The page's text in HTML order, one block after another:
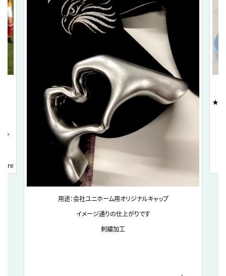
。
用途：会社ユニホーム用オリジナルキャップ
イメージ通りの仕上がりです
刺繍加工
★お